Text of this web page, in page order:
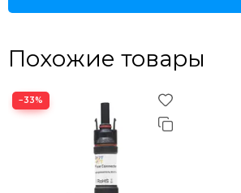
Похожие товары
−33%